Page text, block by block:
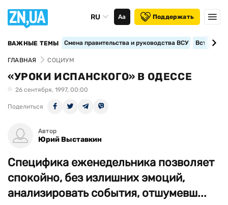
RU Аа Поддержать
ВАЖНЫЕ ТЕМЫ Смена правительства и руководства ВСУ
ГЛАВНАЯ СОЦИУМ
«УРОКИ ИСПАНСКОГО» В ОДЕССЕ
26 сентября, 1997, 00:00
Поделиться
Автор
Юрий Выставкин
Специфика еженедельника позволяет
спокойно, без излишних эмоций,
анализировать события, отшумевш...